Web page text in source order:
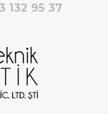
132 95 37